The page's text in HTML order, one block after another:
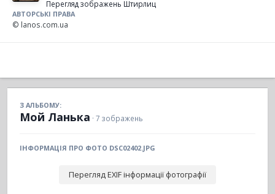
Перегляд зображень Штирлиц
АВТОРСЬКІ ПРАВА
© lanos.com.ua
З АЛЬБОМУ:
Мой Ланька · 7 зображень
ІНФОРМАЦІЯ ПРО ФОТО DSC02402.JPG
Перегляд EXIF інформації фотографії